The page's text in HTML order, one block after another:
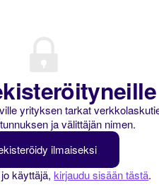
yrityksen tarkat
ja välittäjän nimen.
ilmaiseksi
käyttäjä,kirjaudu sisään tästä.